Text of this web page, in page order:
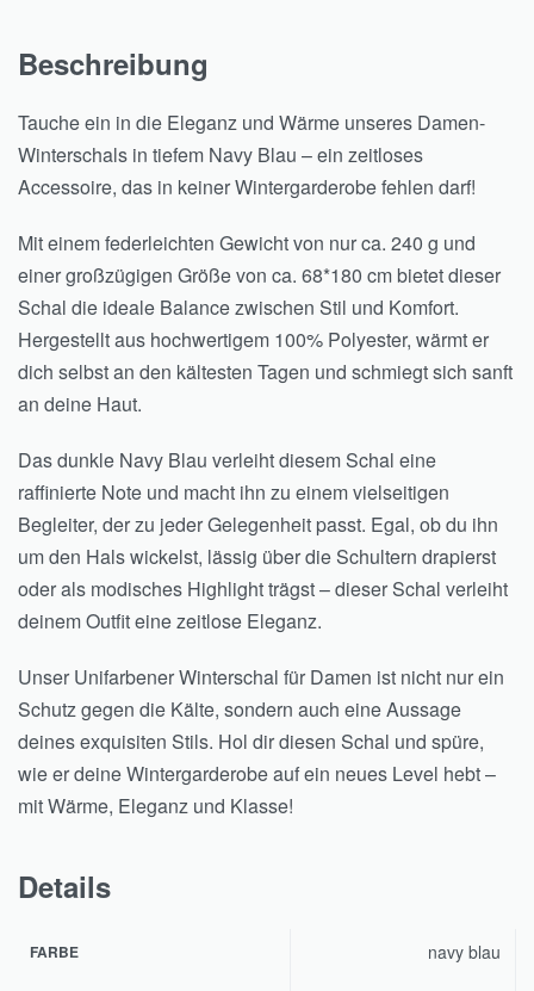
Beschreibung
Tauche ein in die Eleganz und Wärme unseres Damen-
Winterschals in tiefem Navy Blau – ein zeitloses
Accessoire, das in keiner Wintergarderobe fehlen darf!
Mit einem federleichten Gewicht von nur ca. 240 g und
einer großzügigen Größe von ca. 68*180 cm bietet dieser
Schal die ideale Balance zwischen Stil und Komfort.
Hergestellt aus hochwertigem 100% Polyester, wärmt er
dich selbst an den kältesten Tagen und schmiegt sich sanft
an deine Haut.
Das dunkle Navy Blau verleiht diesem Schal eine
raffinierte Note und macht ihn zu einem vielseitigen
Begleiter, der zu jeder Gelegenheit passt. Egal, ob du ihn
um den Hals wickelst, lässig über die Schultern drapierst
oder als modisches Highlight trägst – dieser Schal verleiht
deinem Outfit eine zeitlose Eleganz.
Unser Unifarbener Winterschal für Damen ist nicht nur ein
Schutz gegen die Kälte, sondern auch eine Aussage
deines exquisiten Stils. Hol dir diesen Schal und spüre,
wie er deine Wintergarderobe auf ein neues Level hebt –
mit Wärme, Eleganz und Klasse!
Details
FARBE navy blau